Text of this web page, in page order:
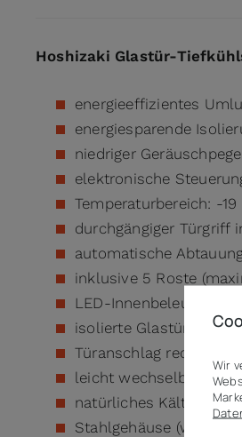
Hoshizaki Glastür-
energieeffizientes
energiesparende
niedriger
elektronische
Temperaturbereich: -19
durchgängiger Türgriff
automatische
inklusive 5 Roste
LED-Innenbeleuchtung
isolierte Glastür mit
Türanschlag rechts
leicht wechselbare
natürliches Kältemittel
Stahlgehäuse (weißes
Wir